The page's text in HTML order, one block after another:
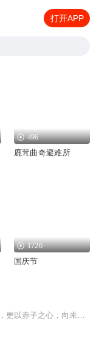
打开APP
496
鹿茸曲奇避难所
1726
国庆节